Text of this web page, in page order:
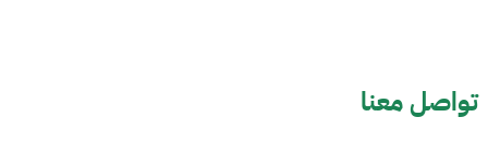
تواصل معنا